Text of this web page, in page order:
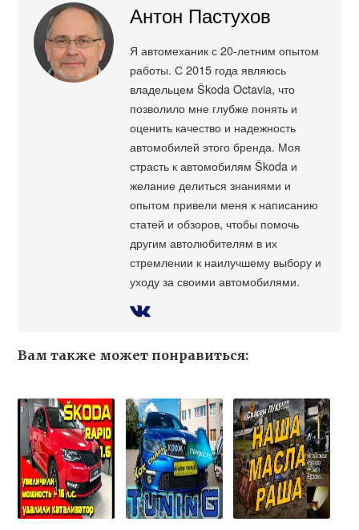
Антон Пастухов
Я автомеханик с 20-летним опытом
работы. С 2015 года являюсь
владельцем Škoda Octavia, что
позволило мне глубже понять и
оценить качество и надежность
автомобилей этого бренда. Моя
страсть к автомобилям Škoda и
желание делиться знаниями и
опытом привели меня к написанию
статей и обзоров, чтобы помочь
другим автолюбителям в их
стремлении к наилучшему выбору и
уходу за своими автомобилями.
Вам также может понравиться: